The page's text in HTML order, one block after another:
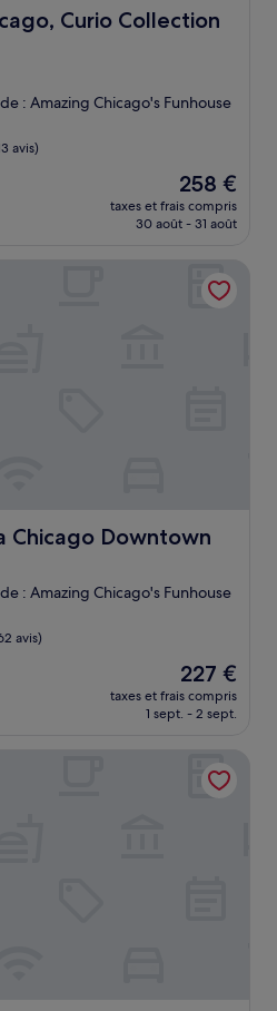
Curio Collection
Curio Collection by Hilton
: Amazing Chicago's Funhouse
avis)
Le
nouveau
prix
de
258 €
258 €
taxes et frais compris
30 août - 31 août
Chicago Downtown
Downtown
: Amazing Chicago's Funhouse
avis)
Le
nouveau
prix
de
227 €
227 €
taxes et frais compris
1 sept. - 2 sept.